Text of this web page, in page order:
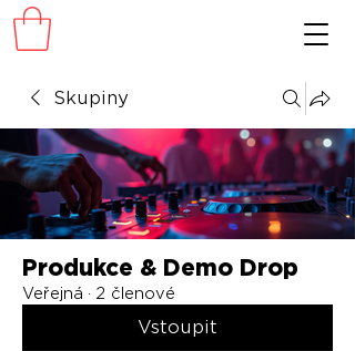
Skupiny
Produkce & Demo Drop
Veřejná · 2 členové
Vstoupit